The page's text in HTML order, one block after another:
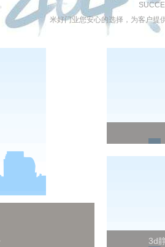
米好门业您安心的选择，为客户提
3d